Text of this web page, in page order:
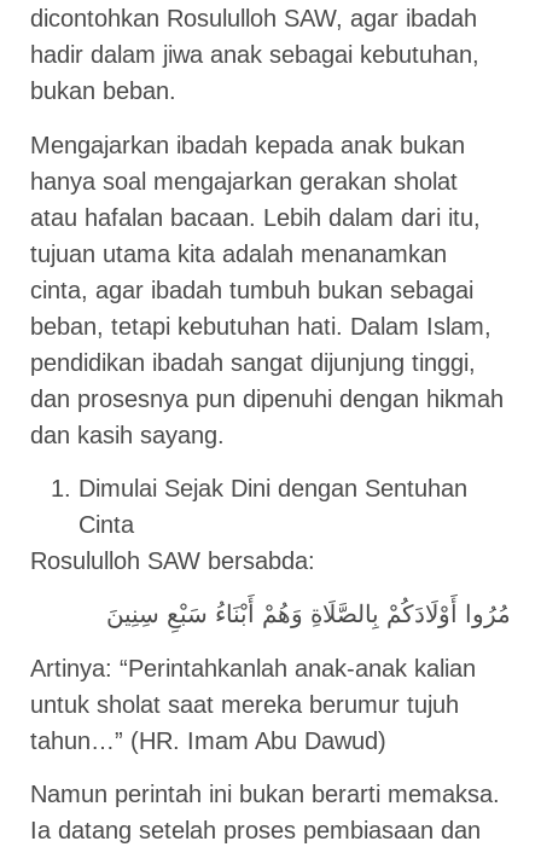
dicontohkan Rosululloh SAW, agar ibadah
hadir dalam jiwa anak sebagai kebutuhan,
bukan beban.
Mengajarkan ibadah kepada anak bukan
hanya soal mengajarkan gerakan sholat
atau hafalan bacaan. Lebih dalam dari itu,
tujuan utama kita adalah menanamkan
cinta, agar ibadah tumbuh bukan sebagai
beban, tetapi kebutuhan hati. Dalam Islam,
pendidikan ibadah sangat dijunjung tinggi,
dan prosesnya pun dipenuhi dengan hikmah
dan kasih sayang.
Dimulai Sejak Dini dengan Sentuhan
Cinta
Rosululloh SAW bersabda:
مُرُوا أَوْلَادَكُمْ بِالصَّلَاةِ وَهُمْ أَبْنَاءُ سَبْعِ سِنِينَ
Artinya: “Perintahkanlah anak-anak kalian
untuk sholat saat mereka berumur tujuh
tahun…” (HR. Imam Abu Dawud)
Namun perintah ini bukan berarti memaksa.
Ia datang setelah proses pembiasaan dan